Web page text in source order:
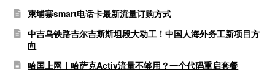
柬埔寨smart电话卡最新流量订购方式
中吉乌铁路吉尔吉斯斯坦段大动工！中国人海外务工新项目方
向
哈国上网｜哈萨克Activ流量不够用？一个代码重启套餐